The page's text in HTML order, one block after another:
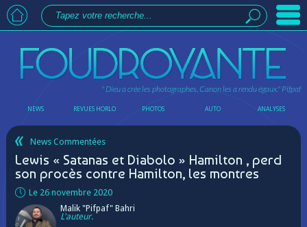
" Dieu a crée les photographes, Canon les a rendu égaux." Pifpaf
NEWS REVUES HORLO PHOTOS AUTO ANALYSES
News Commentées
Lewis « Satanas et Diabolo » Hamilton , perd
son procès contre Hamilton, les montres
Le 26 novembre 2020
Malik "Pifpaf" Bahri
L'auteur.